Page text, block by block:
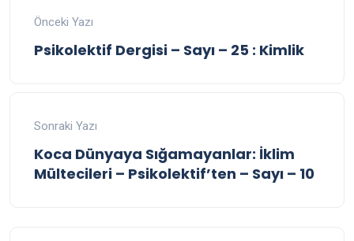
Önceki Yazı
Psikolektif Dergisi – Sayı – 25 : Kimlik
Sonraki Yazı
Koca Dünyaya Sığamayanlar: İklim
Mültecileri – Psikolektif’ten – Sayı – 10